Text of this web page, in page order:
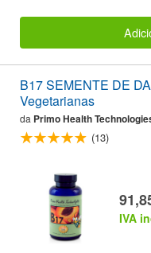
B17 SEMENTE DE
Vegetarianas
da Primo Health
(13)
IVA